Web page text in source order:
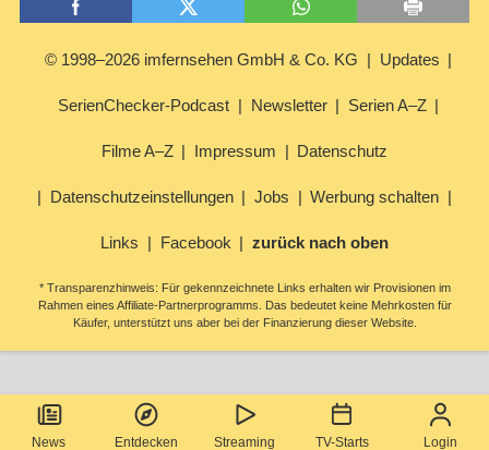
News Entdecken Streaming TV-Starts Login
© 1998–2026 imfernsehen GmbH & Co. KG Updates
SerienChecker-Podcast Newsletter Serien A–Z
Filme A–Z Impressum Datenschutz
Datenschutzeinstellungen Jobs Werbung schalten
Links Facebook zurück nach oben
* Transparenzhinweis: Für gekennzeichnete Links erhalten wir Provisionen im
Rahmen eines Affiliate-Partnerprogramms. Das bedeutet keine Mehrkosten für
Käufer, unterstützt uns aber bei der Finanzierung dieser Website.